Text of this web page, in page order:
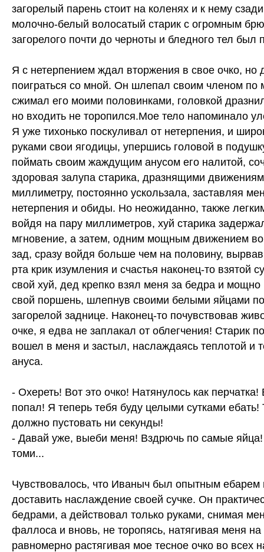
загорелый парень стоит на коленях и к нему
молочно-белый волосатый старик с огромным
загорелого почти до черноты и бледного тел
Я с нетерпением ждал вторжения в свое очко, но
поиграться со мной. Он шлепал своим членом по
сжимал его моими половинками, головкой
но входить не торопился.Мое тело напоминало
Я уже тихонько поскуливал от нетерпения, и
руками свои ягодицы, упершись головой в
поймать своим жаждущим анусом его налитой,
здоровая залупа старика, дразнящими
миллиметру, постоянно ускользала, заставляя
нетерпения и обиды. Но неожиданно, также
войдя на пару миллиметров, хуй старика
мгновение, а затем, одним мощным движением
зад, сразу войдя больше чем на половину,
рта крик изумления и счастья наконец-то взятой
свой хуй, дед крепко взял меня за бедра и мощно
свой поршень, шлепнув своими белыми яйцами
загорелой заднице. Наконец-то почувствовав
очке, я едва не заплакал от облегчения! Старик
вошел в меня и застыл, наслаждаясь теплотой и
ануса.
- Охереть! Вот это очко! Натянулось как
попал! Я теперь тебя буду целыми сутками ебать!
должно пустовать ни секунды!
- Давай уже, выеби меня! Вздрючь по самые
томи...
Чувствовалось, что Иваныч был опытным ебарем
доставить наслаждение своей сучке. Он
бедрами, а действовал только руками, снимая
фаллоса и вновь, не торопясь, натягивая меня на
равномерно растягивая мое тесное очко во всех